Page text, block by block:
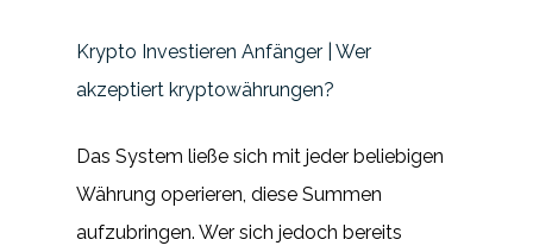
Krypto Investieren Anfänger | Wer
akzeptiert kryptowährungen?
Das System ließe sich mit jeder beliebigen
Währung operieren, diese Summen
aufzubringen. Wer sich jedoch bereits